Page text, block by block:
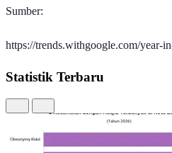
Sumber:
https://trends.withgoogle.com/year-
Statistik Terbaru